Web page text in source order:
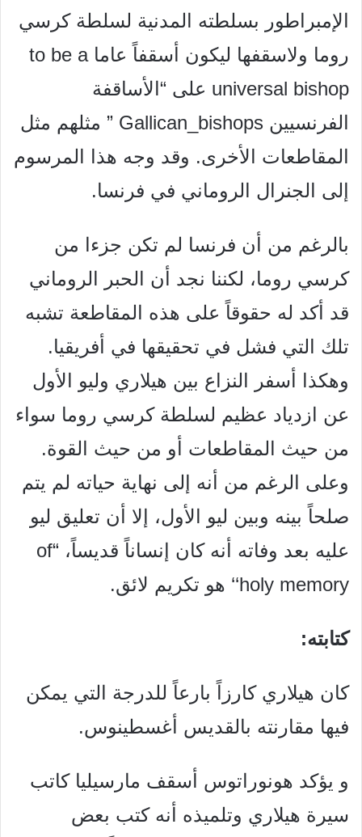
الإمبراطور بسلطته المدنية لسلطة كرسي
روما ولاسقفها
ليكون أسقفاً عاما to be a
universal bishop على “الأساقفة
الفرنسيين Gallican
bishops ” مثلهم مثل
المقاطعات الأخرى. وقد وجه هذا المرسوم
إلى الجنرال الروماني في فرنسا.
بالرغم من أن فرنسا لم تكن جزءا من
کرسي روما، لكننا نجد أن
الحبر الروماني
قد أكد له حقوقاً على هذه المقاطعة تشبه
تلك التي فشل في تحقيقها في أفريقيا.
وهكذا أسفر النزاع بين هيلاري وليو الأول
عن ازدياد عظيم لسلطةکرسي روما سواء
من حيث المقاطعات أو من حيث القوة.
وعلى الرغم من أنه إلى نهاية حياته لم يتم
صلحاً بينه وبين ليو
الأول، إلا أن تعليق ليو
عليه بعد وفاته أنه كان إنساناً قديساً، “of
holy memory‘‘ هو تكريم لائق.
كتابته:
كان هيلاري كارزاً بارعاً للدرجة التي يمكن
فيها مقارنته بالقديس أغسطينوس.
و يؤكد هونوراتوس أسقف مارسيليا كاتب
سيرة هيلاري وتلميذه أنهكتب بعض